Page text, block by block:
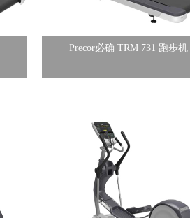
Precor必确 TRM 731 跑步机